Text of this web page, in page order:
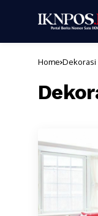
Home Dekorasi